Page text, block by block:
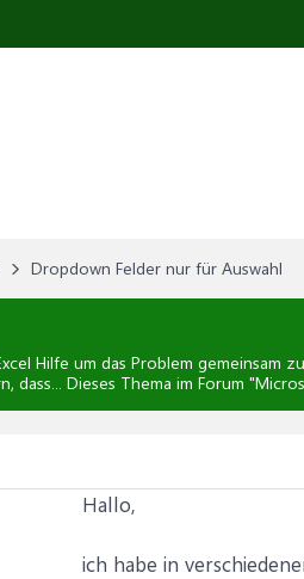
Dropdown Felder nur für Auswahl
Hilfe um das Problem gemeinsam
dass... Dieses Thema im Forum "
Hallo,
ich habe in